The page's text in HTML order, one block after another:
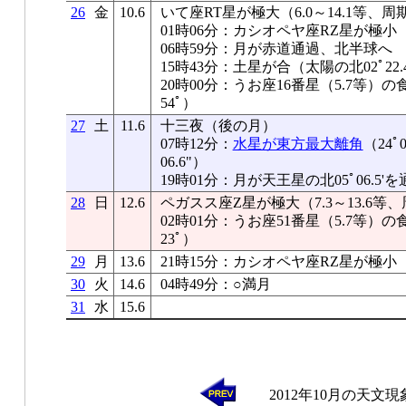
26 金 10.6
いて座RT星が極大（6.0～14.1等、周
01時06分：カシオペヤ座RZ星が極小
06時59分：月が赤道通過、北半球へ
15時43分：土星が合（太陽の北02ﾟ
20時00分：うお座16番星（5.7等）
54ﾟ）
27
土 11.6
十三夜（後の月）
07時12分： 水星が東方最大離角 （24
06.6"）
19時01分：月が天王星の北05ﾟ06.5'を
28
日 12.6
ペガスス座Z星が極大（7.3～13.6等、
02時01分：うお座51番星（5.7等）
23ﾟ）
29
月 13.6
21時15分：カシオペヤ座RZ星が極小
30
火 14.6
04時49分：○満月
31
水 15.6
2012年10月の天文現